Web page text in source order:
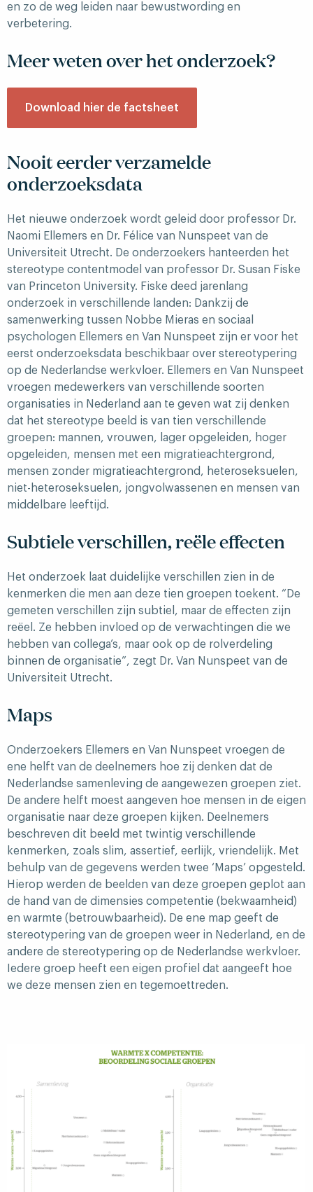
en zo de weg leiden naar bewustwording en
verbetering.
Meer weten over het onderzoek?
Download hier de factsheet
Nooit eerder verzamelde
onderzoeksdata
Het nieuwe onderzoek wordt geleid door professor Dr.
Naomi Ellemers en Dr. Félice van Nunspeet van de
Universiteit Utrecht. De onderzoekers hanteerden het
stereotype contentmodel van professor Dr. Susan Fiske
van Princeton University. Fiske deed jarenlang
onderzoek in verschillende landen: Dankzij de
samenwerking tussen Nobbe Mieras en sociaal
psychologen Ellemers en Van Nunspeet zijn er voor het
eerst onderzoeksdata beschikbaar over stereotypering
op de Nederlandse werkvloer. Ellemers en Van Nunspeet
vroegen medewerkers van verschillende soorten
organisaties in Nederland aan te geven wat zij denken
dat het stereotype beeld is van tien verschillende
groepen: mannen, vrouwen, lager opgeleiden, hoger
opgeleiden, mensen met een migratieachtergrond,
mensen zonder migratieachtergrond, heteroseksuelen,
niet-heteroseksuelen, jongvolwassenen en mensen van
middelbare leeftijd.
Subtiele verschillen, reële effecten
Het onderzoek laat duidelijke verschillen zien in de
kenmerken die men aan deze tien groepen toekent. “De
gemeten verschillen zijn subtiel, maar de effecten zijn
reëel. Ze hebben invloed op de verwachtingen die we
hebben van collega’s, maar ook op de rolverdeling
binnen de organisatie”, zegt Dr. Van Nunspeet van de
Universiteit Utrecht.
Maps
Onderzoekers Ellemers en Van Nunspeet vroegen de
ene helft van de deelnemers hoe zij denken dat de
Nederlandse samenleving de aangewezen groepen ziet.
De andere helft moest aangeven hoe mensen in de eigen
organisatie naar deze groepen kijken. Deelnemers
beschreven dit beeld met twintig verschillende
kenmerken, zoals slim, assertief, eerlijk, vriendelijk. Met
behulp van de gegevens werden twee ‘Maps’ opgesteld.
Hierop werden de beelden van deze groepen geplot aan
de hand van de dimensies competentie (bekwaamheid)
en warmte (betrouwbaarheid). De ene map geeft de
stereotypering van de groepen weer in Nederland, en de
andere de stereotypering op de Nederlandse werkvloer.
Iedere groep heeft een eigen profiel dat aangeeft hoe
we deze mensen zien en tegemoettreden.